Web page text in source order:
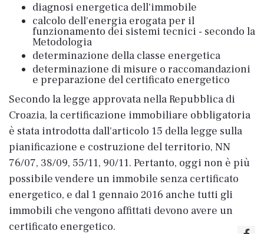
diagnosi energetica dell'immobile
calcolo dell'energia erogata per il
funzionamento dei sistemi tecnici - secondo la
Metodologia
determinazione della classe energetica
determinazione di misure o raccomandazioni
e preparazione del certificato energetico
Secondo la legge approvata nella Repubblica di
Croazia, la certificazione immobiliare obbligatoria
è stata introdotta dall'articolo 15 della legge sulla
pianificazione e costruzione del territorio, NN
76/07, 38/09, 55/11, 90/11. Pertanto, oggi non è più
possibile vendere un immobile senza certificato
energetico, e dal 1 gennaio 2016 anche tutti gli
immobili che vengono affittati devono avere un
certificato energetico.